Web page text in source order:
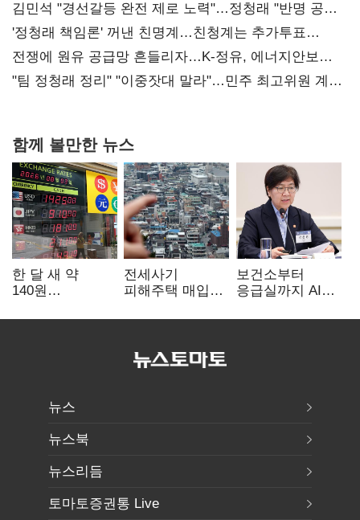
김민석 "경선갈등 완전 제로 노력"…정청래 "반명 공세
사과부터"
'정청래 책임론' 꺼낸 친명계…친청계는 추가투표
때리기
전쟁에 원유 공급망 흔들리자…K-정유, 에너지안보
핵심으로 재부상
"팀 정청래 정리" "이중잣대 말라"…민주 최고위원 계파
함께 볼만한 뉴스
한 달 새 약
140원
엔저'에 원화
전세사기
피해주택 매입
누적 피해자
보건소부터
응급실까지 AI
혁신 본격화
뉴스
뉴스북
뉴스리듬
토마토증권통 Live